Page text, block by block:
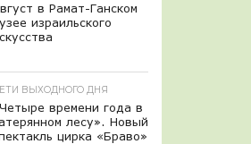
в Рамат-Ганском
израильского
ВЫХОДНОГО ДНЯ
времени года в
лесу». Новый
цирка «Браво»